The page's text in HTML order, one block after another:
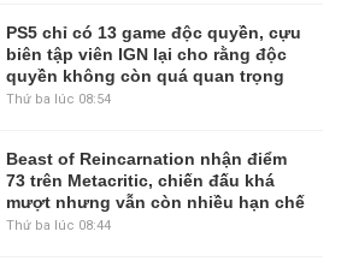
PS5 chỉ có 13 game độc quyền, cựu
biên tập viên IGN lại cho rằng độc
quyền không còn quá quan trọng
Thứ ba lúc 08:54
Beast of Reincarnation nhận điểm
73 trên Metacritic, chiến đấu khá
mượt nhưng vẫn còn nhiều hạn chế
Thứ ba lúc 08:44